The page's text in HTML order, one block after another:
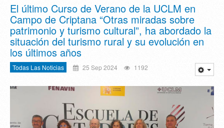
El último Curso de Verano de la UCLM en
Campo de Criptana “Otras miradas sobre
patrimonio y turismo cultural”, ha abordado la
situación del turismo rural y su evolución en
los últimos años
Todas Las Noticias 25 Sep 2024 1192